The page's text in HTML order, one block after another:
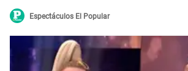
Espectáculos El Popular